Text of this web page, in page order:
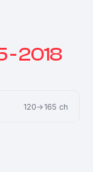
- 2018
120→165 ch